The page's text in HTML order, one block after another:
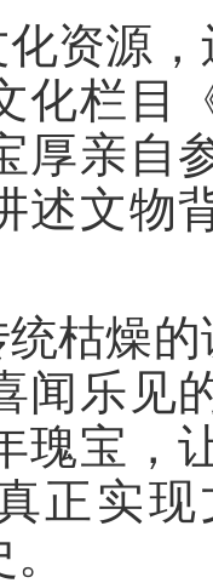
资源
化栏目
厚亲自
述文物
枯燥
闻乐见
瑰宝，
正实